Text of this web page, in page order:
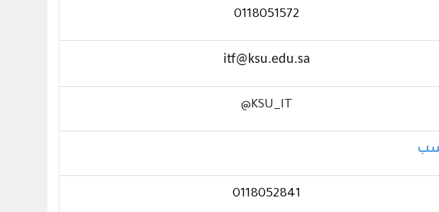
0118051572
itf@ksu.edu.sa
KSU_IT
@
0118052841